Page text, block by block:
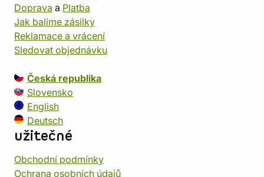
Doprava a Platba
Jak balíme zásilky
Reklamace a vrácení
Sledovat objednávku
Česká republika
Slovensko
English
Deutsch
užitečné
Obchodní podmínky
Ochrana osobních údajů